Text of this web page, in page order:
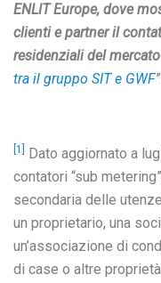
ENLIT Europe, dove
clienti e partner il
residenziali del mercato
tra il gruppo SIT e GWF
[1]
Dato aggiornato a
contatori “sub
secondaria delle
un proprietario, una
un’associazione di
di case o altre